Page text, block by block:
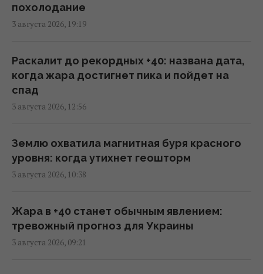
08:58 четверг, 06 августа 2026
переломить ход войны, - Politico
06:48 четверг, 06 августа 2026
Разведывательные отношения между США
Politico
01:22 четверг, 06 августа 2026
удары РФ по Киеву
22:55 среда, 05 августа 2026
похолодание
3 августа 2026, 19:19
Раскалит до рекордных +40: названа дата,
когда жара достигнет пика и пойдет на
спад
3 августа 2026, 12:56
Землю охватила магнитная буря красного
уровня: когда утихнет геошторм
3 августа 2026, 10:38
Жара в +40 станет обычным явлением:
тревожный прогноз для Украины
3 августа 2026, 09:21